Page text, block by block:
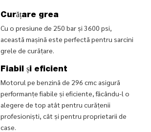
Curățare grea
Cu o presiune de 250 bar și 3600 psi,
această mașină este perfectă pentru sarcini
grele de curățare.
Fiabil și eficient
Motorul pe benzină de 296 cmc asigură
performanțe fiabile și eficiente, făcându-l o
alegere de top atât pentru curățenii
profesioniști, cât și pentru proprietarii de
case.